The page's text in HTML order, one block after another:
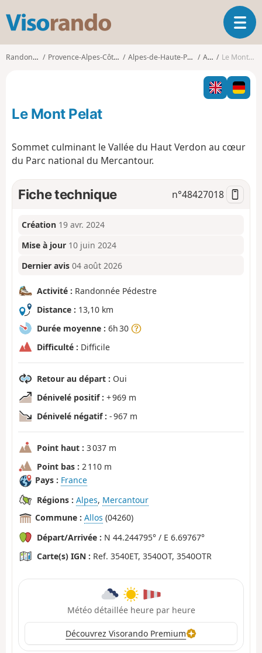
s
o
O
u
i
r
l
v
a
t
Randonnées Provence-Alpes-Côte d'Azur Alpes-de-Haute-Provence Allos Le Mont Pelat
Le Mont Pelat
Sommet culminant le Vallée du Haut Verdon au cœur
du Parc national du Mercantour.
Fiche technique n°48427018
Création 19 avr. 2024
Mise à jour 10 juin 2024
Dernier avis 04 août 2026
Activité : Randonnée Pédestre
Distance : 13,10 km
Durée moyenne : 6h 30
Difficulté : Difficile
Retour au départ : Oui
Dénivelé positif : + 969 m
Dénivelé négatif : - 967 m
Point haut : 3 037 m
Point bas : 2 110 m
Pays : France
Régions : Alpes, Mercantour
Commune : Allos (04260)
Départ/Arrivée : N 44.244795° / E 6.69767°
Carte(s) IGN : Ref. 3540ET, 3540OT, 3540OTR
Météo détaillée heure par heure
Découvrez Visorando Premium